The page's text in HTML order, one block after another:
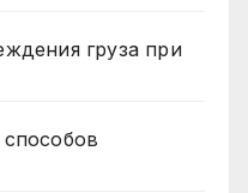
груза при